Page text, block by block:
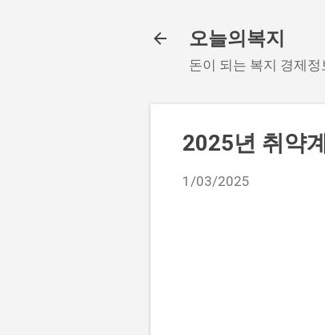
오늘의복지
돈이 되는 복지 경제
2025년 취약
1/03/2025